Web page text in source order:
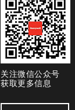
关注微信公众号
获取更多信息